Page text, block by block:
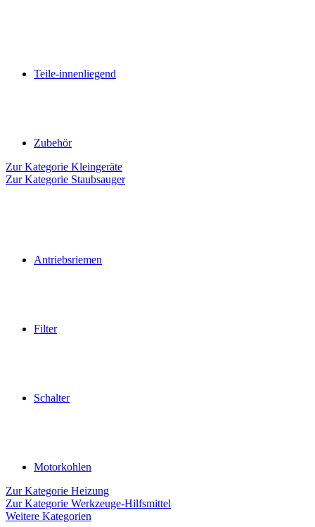
Teile-innenliegend
Zubehör
Zur Kategorie Kleingeräte
Zur Kategorie Staubsauger
Antriebsriemen
Filter
Schalter
Motorkohlen
Zur Kategorie Heizung
Zur Kategorie Werkzeuge-Hilfsmittel
Weitere Kategorien